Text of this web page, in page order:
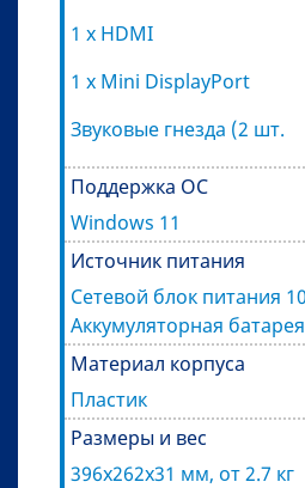
1 x HDMI
1 x Mini DisplayPort
Звуковые гнезда (2 шт.
Поддержка ОС
Windows 11
Источник питания
Cетевой блок питания
Аккумуляторная
Материал корпуса
Пластик
Размеры и вес
396x262x31 мм, от 2.7 кг